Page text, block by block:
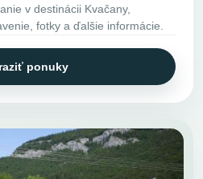
v destinácii Kvačany,
fotky a ďalšie informácie.
ponuky